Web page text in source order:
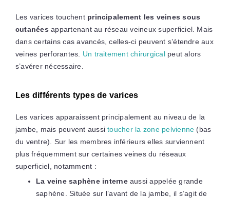
Les varices touchent principalement les veines sous
cutanées appartenant au réseau veineux superficiel. Mais
dans certains cas avancés, celles-ci peuvent s’étendre aux
veines perforantes. Un traitement chirurgicalpeut alors
s’avérer nécessaire.
Les différents types de varices
Les varices apparaissent principalement au niveau de la
jambe, mais peuvent aussitoucher la zone pelvienne (bas
du ventre). Sur les membres inférieurs elles surviennent
plus fréquemment sur certaines veines du réseaux
superficiel, notamment :
La veine saphène interneaussi appelée grande
saphène. Située sur l’avant de la jambe, il s’agit de